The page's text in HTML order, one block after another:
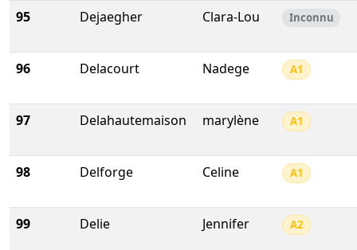
95 Dejaegher Clara-Lou Inconnu
96 Delacourt Nadege A1
97 Delahautemaison marylène A1
98 Delforge Celine A1
99 Delie Jennifer A2